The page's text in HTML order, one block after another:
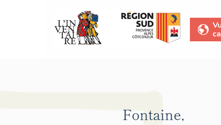
Fontaine,